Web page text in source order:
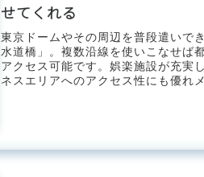
せてくれる
東京ドームやその周辺を普段遣いで
水道橋」。複数沿線を使いこなせば
アクセス可能です。娯楽施設が充実
ネスエリアへのアクセス性にも優れ